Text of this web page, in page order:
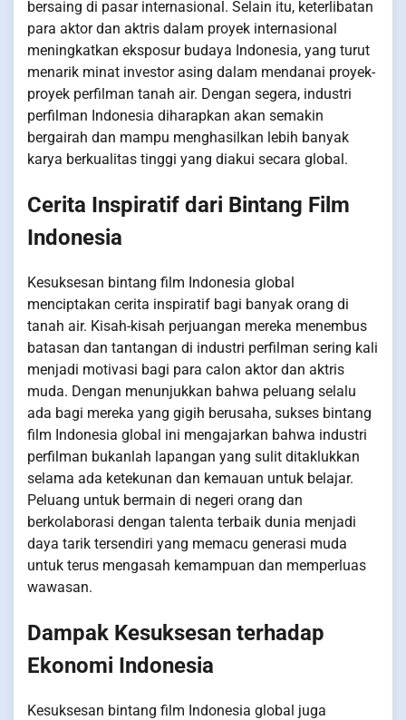
bersaing di pasar internasional. Selain itu, keterlibatan
para aktor dan aktris dalam proyek internasional
meningkatkan eksposur budaya Indonesia, yang turut
menarik minat investor asing dalam mendanai proyek-
proyek perfilman tanah air. Dengan segera, industri
perfilman Indonesia diharapkan akan semakin
bergairah dan mampu menghasilkan lebih banyak
karya berkualitas tinggi yang diakui secara global.
Cerita Inspiratif dari Bintang Film
Indonesia
Kesuksesan bintang film Indonesia global
menciptakan cerita inspiratif bagi banyak orang di
tanah air. Kisah-kisah perjuangan mereka menembus
batasan dan tantangan di industri perfilman sering kali
menjadi motivasi bagi para calon aktor dan aktris
muda. Dengan menunjukkan bahwa peluang selalu
ada bagi mereka yang gigih berusaha, sukses bintang
film Indonesia global ini mengajarkan bahwa industri
perfilman bukanlah lapangan yang sulit ditaklukkan
selama ada ketekunan dan kemauan untuk belajar.
Peluang untuk bermain di negeri orang dan
berkolaborasi dengan talenta terbaik dunia menjadi
daya tarik tersendiri yang memacu generasi muda
untuk terus mengasah kemampuan dan memperluas
wawasan.
Dampak Kesuksesan terhadap
Ekonomi Indonesia
Kesuksesan bintang film Indonesia global juga